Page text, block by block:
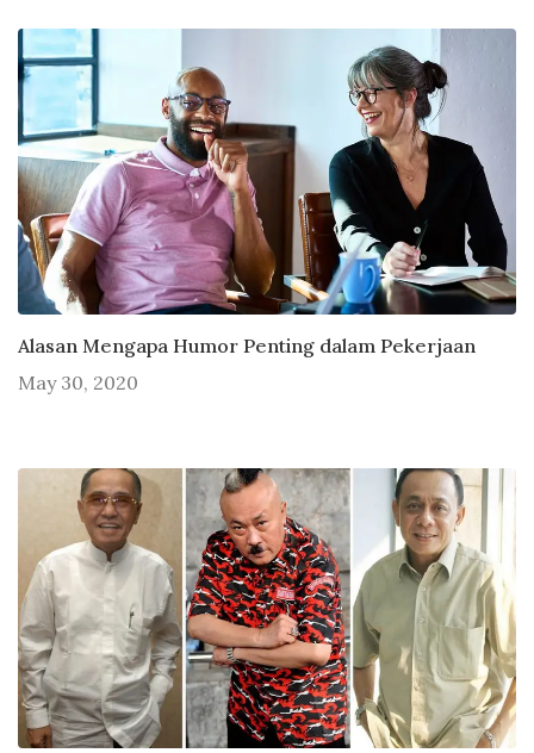
Alasan Mengapa Humor Penting dalam Pekerjaan
May 30, 2020